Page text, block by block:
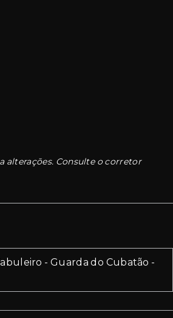
alterações. Consulte o corretor
- Guarda do Cubatão -